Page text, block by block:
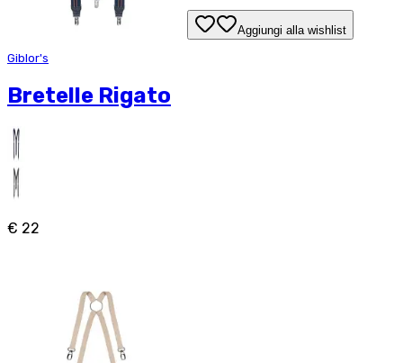
Aggiungi alla wishlist
Giblor's
Bretelle Rigato
€ 22